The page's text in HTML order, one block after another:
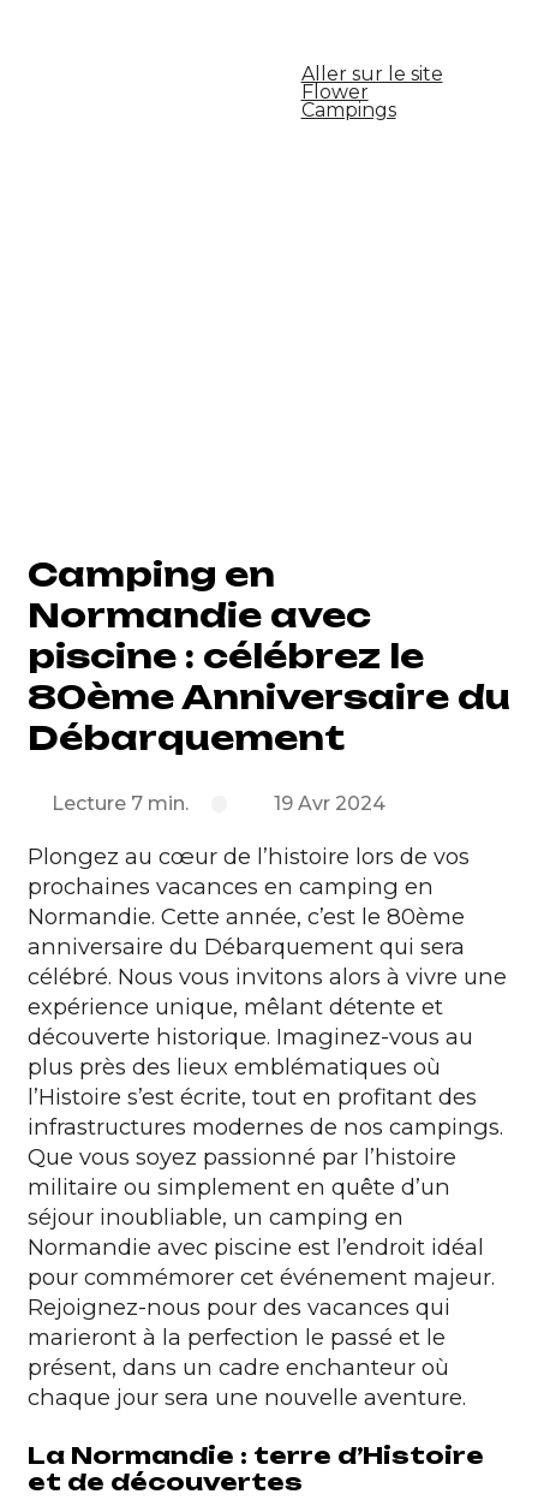
Aller sur le site
Flower
Campings
Camping en
Normandie avec
piscine : célébrez le
80ème Anniversaire du
Débarquement
Lecture 7 min. 19 Avr 2024
Plongez au cœur de l’histoire lors de vos
prochaines vacances en camping en
Normandie. Cette année, c’est le 80ème
anniversaire du Débarquement qui sera
célébré. Nous vous invitons alors à vivre une
expérience unique, mêlant détente et
découverte historique. Imaginez-vous au
plus près des lieux emblématiques où
l’Histoire s’est écrite, tout en profitant des
infrastructures modernes de nos campings.
Que vous soyez passionné par l’histoire
militaire ou simplement en quête d’un
séjour inoubliable, un camping en
Normandie avec piscine est l’endroit idéal
pour commémorer cet événement majeur.
Rejoignez-nous pour des vacances qui
marieront à la perfection le passé et le
présent, dans un cadre enchanteur où
chaque jour sera une nouvelle aventure.
La Normandie : terre d’Histoire
et de découvertes